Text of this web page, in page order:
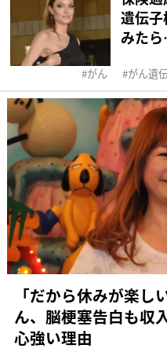
遺伝子
みた
がん がん遺
「だから休みが楽
ん、脳梗塞告白も収
心強い理由